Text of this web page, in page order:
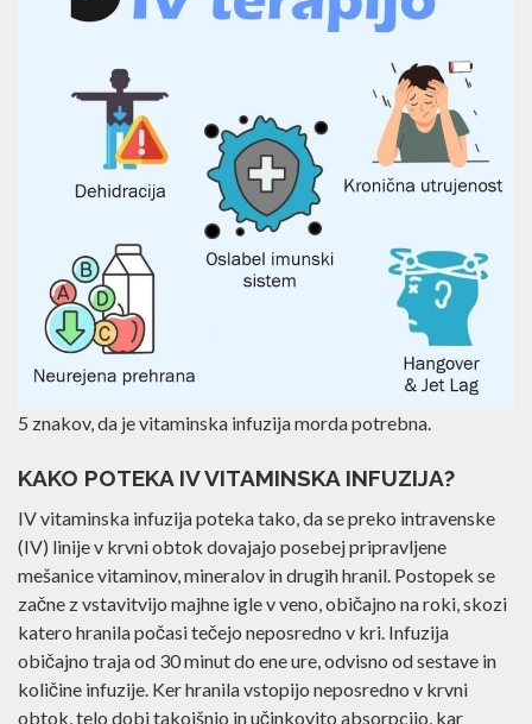
5 znakov, da je vitaminska infuzija morda potrebna.
KAKO POTEKA IV VITAMINSKA INFUZIJA?
IV vitaminska infuzija poteka tako, da se preko intravenske
(IV) linije v krvni obtok dovajajo posebej pripravljene
mešanice vitaminov, mineralov in drugih hranil. Postopek se
začne z vstavitvijo majhne igle v veno, običajno na roki,
skozi katero hranila počasi tečejo neposredno v kri. Infuzija
običajno traja od 30 minut do ene ure, odvisno od sestave in